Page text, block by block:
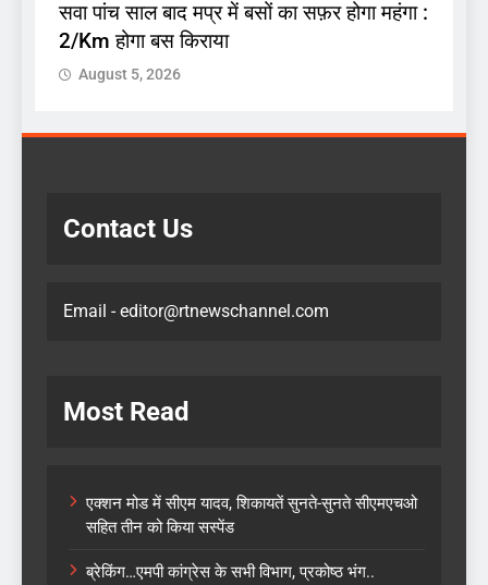
सवा पांच साल बाद मप्र में बसों का सफ़र होगा महंगा :
2/Km होगा बस किराया
August 5, 2026
Contact Us
Email - editor@rtnewschannel.com
Most Read
एक्शन मोड में सीएम यादव, शिकायतें सुनते-सुनते सीएमएचओ
सहित तीन को किया सस्पेंड
ब्रेकिंग…एमपी कांग्रेस के सभी विभाग, प्रकोष्ठ भंग..